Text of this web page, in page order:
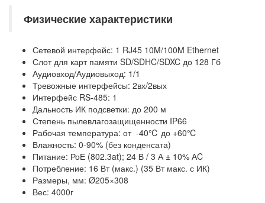
Физические характеристики
Сетевой интерфейс: 1 RJ45 10M/100M Ethernet
Слот для карт памяти SD/SDHC/SDXC до 128 Гб
Аудиовход/Аудиовыход: 1/1
Тревожные интерфейсы: 2вх/2вых
Интерфейс RS-485: 1
Дальность ИК подсветки: до 200 м
Степень пылевлагозащищенности IP66
Рабочая температура: от -40℃ до +60℃
Влажность: 0-90% (без конденсата)
Питание: РоЕ (802.3at); 24 В / 3 А ± 10% АC
Потребление: 16 Вт (макс.) (35 Вт макс. с ИК)
Размеры, мм: Ø205×308
Вес: 4000г